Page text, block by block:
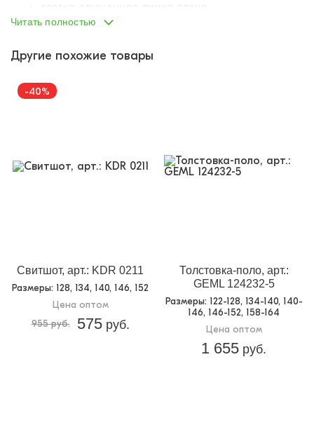
А-образный силуэт
резинка декорирована контрастными полосами
Читать полностью
Другие похожие товары
-40%
Свитшот, арт.: KDR 0211
Размеры: 128, 134, 140, 146, 152
Цена оптом
955 руб.
575руб.
Толстовка-поло, арт.:
GEML 124232-5
Размеры: 122-128, 134-140, 140-
146, 146-152, 158-164
Цена оптом
1 655 руб.